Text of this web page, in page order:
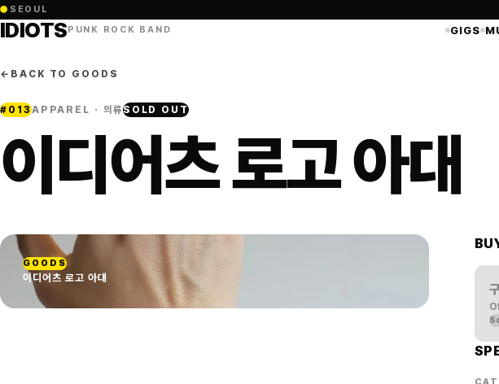
● SEOUL
IDIOTSPUNK ROCK BAND GIGS
← BACK TO GOODS
# 013APPAREL · 의류SOLD OUT
이디어츠 로고 아대
GOODS
이디어츠 로고 아대